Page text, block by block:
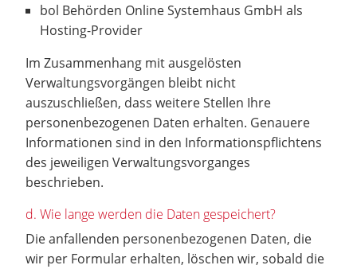
bol Behörden Online Systemhaus GmbH als
Hosting-Provider
Im Zusammenhang mit ausgelösten
Verwaltungsvorgängen bleibt nicht
auszuschließen, dass weitere Stellen Ihre
personenbezogenen Daten erhalten. Genauere
Informationen sind in den Informationspflichtens
des jeweiligen Verwaltungsvorganges
beschrieben.
d. Wie lange werden die Daten gespeichert?
Die anfallenden personenbezogenen Daten, die
wir per Formular erhalten, löschen wir, sobald die